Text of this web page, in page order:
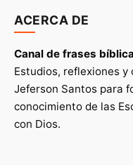
ACERCA DE
Canal de frases
Estudios, reflexiones
Jeferson Santos para
conocimiento de las
con Dios.